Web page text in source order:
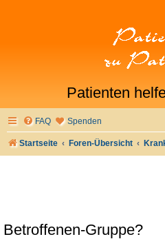
Patienten
FAQ Spenden
Startseite Foren-Übersicht
Betroffenen-Gruppe?